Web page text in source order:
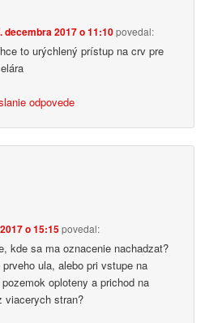
decembra 2017 o 11:10povedal:
to urýchlený prístup na crv pre
odpovede
o 15:15povedal:
kde sa ma oznacenie nachadzat?
ula, alebo pri vstupe na
oploteny a prichod na
viacerych stran?